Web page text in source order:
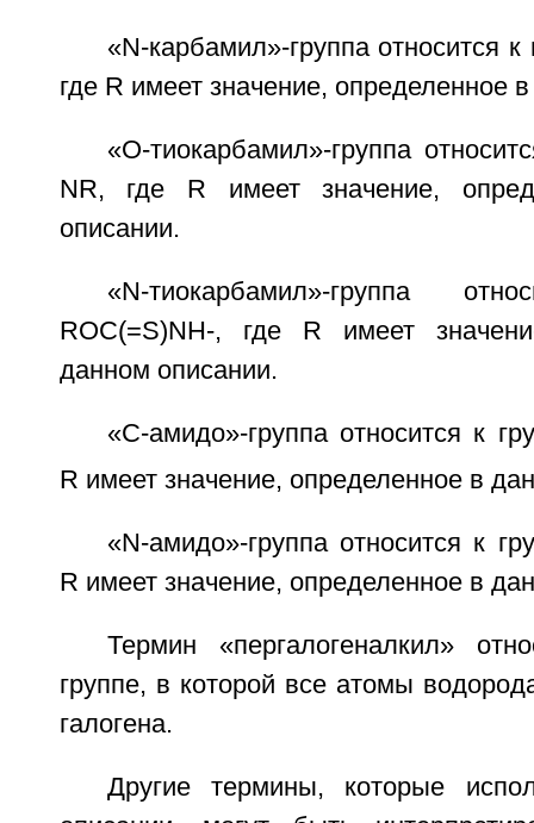
«N-карбамил»-группа относится
где R имеет значение, определенное
«O-тиокарбамил»-группа
NR, где R имеет значение,
описании.
«N-тиокарбамил»-группа
ROC(=S)NH-, где R имеет
данном описании.
«C-амидо»-группа относится к
R имеет значение, определенное в
«N-амидо»-группа относится к
R имеет значение, определенное в
Термин «пергалогеналкил»
группе, в которой все атомы
галогена.
Другие термины, которые